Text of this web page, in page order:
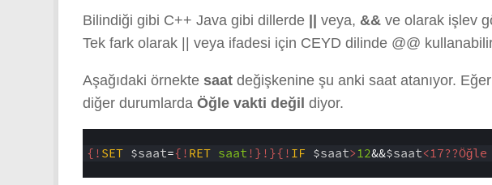
Bilindiği gibi C++ Java gibi dillerde || veya, && ve olarak işlev
Tek fark olarak || veya ifadesi için CEYD dilinde @@
Aşağıdaki örnekte saat değişkenine şu anki saat atanıyor.
diğer durumlarda Öğle vakti değil diyor.
{!SET $saat={!RET saat!}!}{!IF $saat>12&&$saat<17??Öğle